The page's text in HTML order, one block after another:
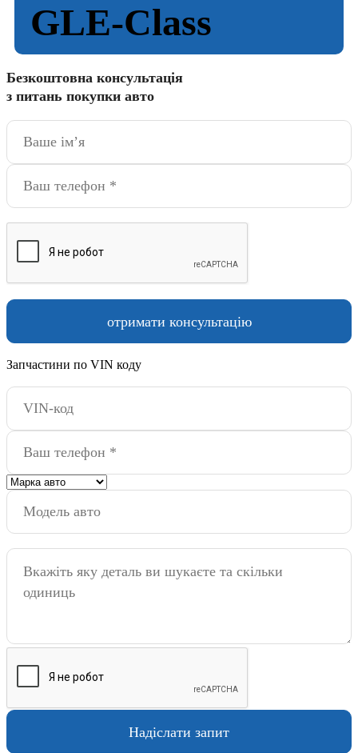
GLE-Class
Безкоштовна консультація
з питань покупки авто
Запчастини по VIN коду